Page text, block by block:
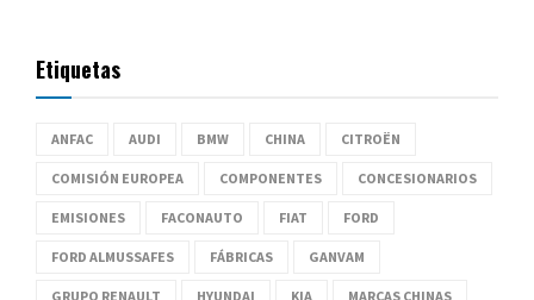
Etiquetas
ANFAC AUDI BMW CHINA CITROËN
COMISIÓN EUROPEA COMPONENTES CONCESIONARIOS
EMISIONES FACONAUTO FIAT FORD
FORD ALMUSSAFES FÁBRICAS GANVAM
GRUPO RENAULT HYUNDAI KIA MARCAS CHINAS